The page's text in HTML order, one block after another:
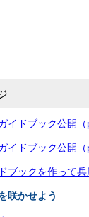
ドブック公開（
ドブック公開（
ックを作って兵
咲かせよう